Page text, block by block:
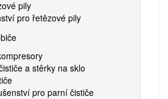
pily
pro řetězové pily
a stěrky na sklo
pro parní čističe